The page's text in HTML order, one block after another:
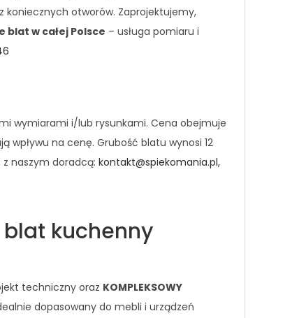
otworów. Zaprojektujemy,
w całej Polsce – usługa pomiaru i
wymiarami i/lub rysunkami. Cena obejmuje
wpływu na cenę. Grubość blatu wynosi 12
naszym doradcą: kontakt@spiekomania.pl,
blat kuchenny
techniczny oraz KOMPLEKSOWY
dopasowany do mebli i urządzeń